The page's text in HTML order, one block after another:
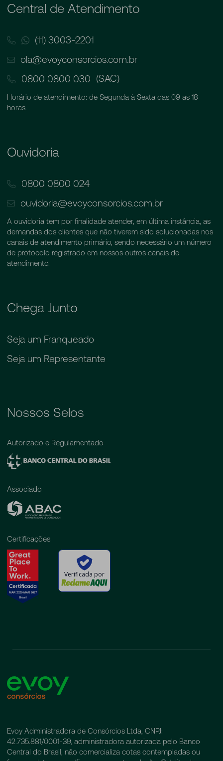
Central de Atendimento
(11) 3003-2201
ola@evoyconsorcios.com.br
0800 0800 030 (SAC)
Horário de atendimento: de Segunda à Sexta das 09 as 18
horas.
Ouvidoria
0800 0800 024
ouvidoria@evoyconsorcios.com.br
A ouvidoria tem por finalidade atender, em última instância, as
demandas dos clientes que não tiverem sido solucionadas nos
canais de atendimento primário, sendo necessário um número
de protocolo registrado em nossos outros canais de
atendimento.
Chega Junto
Seja um Franqueado
Seja um Representante
Nossos Selos
Autorizado e Regulamentado
Associado
Certificações
Verificada por
Evoy Administradora de Consórcios Ltda, CNPJ:
42.735.881/0001-39, administradora autorizada pelo Banco
Central do Brasil, não comercializa cotas contempladas ou